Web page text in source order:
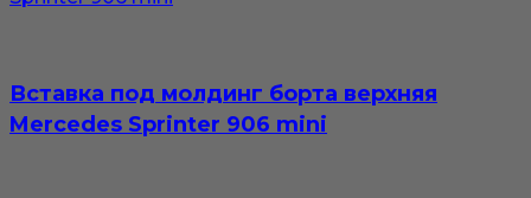
Вставка под молдинг борта верхняя
Mercedes Sprinter 906 mini